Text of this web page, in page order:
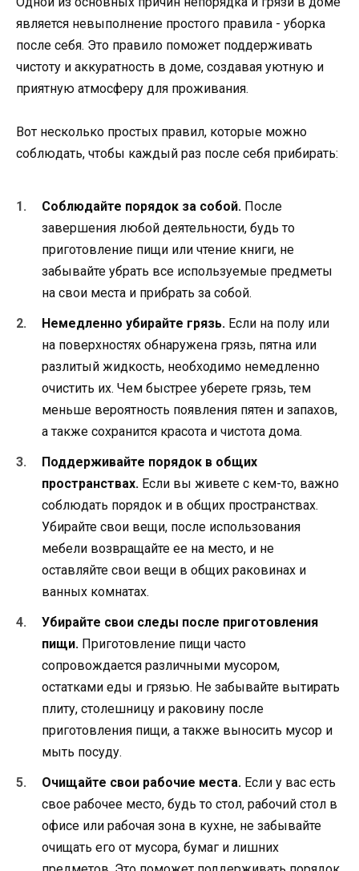
является невыполнение простого правила - уборка
после себя. Это правило поможет поддерживать
чистоту и аккуратность в доме, создавая уютную и
приятную атмосферу для проживания.
Вот несколько простых правил, которые можно
соблюдать, чтобы каждый раз после себя прибирать:
Соблюдайте порядок за собой. После
завершения любой деятельности, будь то
приготовление пищи или чтение книги, не
забывайте убрать все используемые предметы
на свои места и прибрать за собой.
Немедленно убирайте грязь. Если на полу или
на поверхностях обнаружена грязь, пятна или
разлитый жидкость, необходимо немедленно
очистить их. Чем быстрее уберете грязь, тем
меньше вероятность появления пятен и запахов,
а также сохранится красота и чистота дома.
Поддерживайте порядок в общих
пространствах. Если вы живете с кем-то, важно
соблюдать порядок и в общих пространствах.
Убирайте свои вещи, после использования
мебели возвращайте ее на место, и не
оставляйте свои вещи в общих раковинах и
ванных комнатах.
Убирайте свои следы после приготовления
пищи. Приготовление пищи часто
сопровождается различными мусором,
остатками еды и грязью. Не забывайте вытирать
плиту, столешницу и раковину после
приготовления пищи, а также выносить мусор и
мыть посуду.
Очищайте свои рабочие места. Если у вас есть
свое рабочее место, будь то стол, рабочий стол в
офисе или рабочая зона в кухне, не забывайте
очищать его от мусора, бумаг и лишних